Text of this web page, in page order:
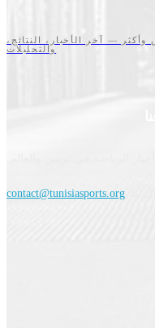
الأخبار، النتائج،
والتحليلات